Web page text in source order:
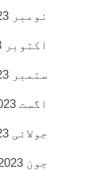
نومبر 2023
اکتوبر 2023
ستمبر 2023
اگست 2023
جولائی 2023
جون 2023